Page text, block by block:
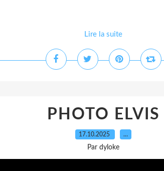
Lire la suite
PHOTO ELVIS
17.10.2025 …
Par dyloke